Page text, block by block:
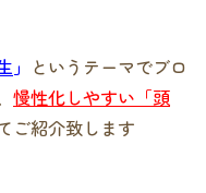
」 というテーマでブロ
慢性化しやすい「頭
ご紹介致します